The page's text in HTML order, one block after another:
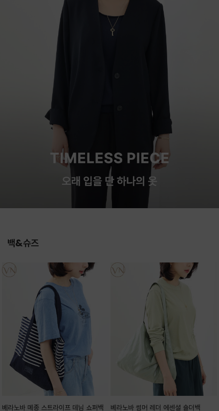
백&슈즈
베라노바 메종 스트라이프 데님 쇼퍼백 베라노바 썸머 레더 에센셜 숄더백